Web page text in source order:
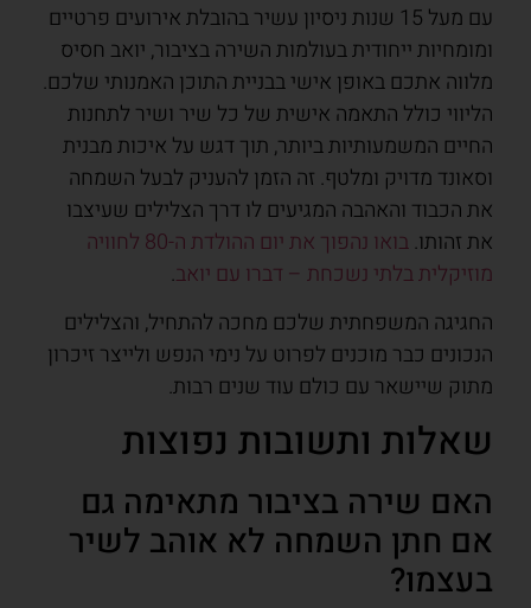
עם מעל 15 שנות ניסיון עשיר בהובלת אירועים פרטיים
ומומחיות ייחודית בעולמות השירה בציבור, יואב חסיס
מלווה אתכם באופן אישי בבניית התוכן האמנותי שלכם.
הליווי כולל התאמה אישית של כל שיר ושיר לתחנות
החיים המשמעותיות ביותר, תוך דגש על איכות מבנית
וסאונד מדויק ומלטף. זה הזמן להעניק לבעל השמחה
את הכבוד והאהבה המגיעים לו דרך הצלילים שעיצבו
את זהותו.
בואו נהפוך את יום ההולדת ה-80 לחוויה
מוזיקלית בלתי נשכחת – דברו עם יואב.
החגיגה המשפחתית שלכם מחכה להתחיל, והצלילים
הנכונים כבר מוכנים לפרוט על נימי הנפש ולייצר זיכרון
מתוק שיישאר עם כולם עוד שנים רבות.
שאלות ותשובות נפוצות
האם שירה בציבור מתאימה גם
אם חתן השמחה לא אוהב לשיר
בעצמו?